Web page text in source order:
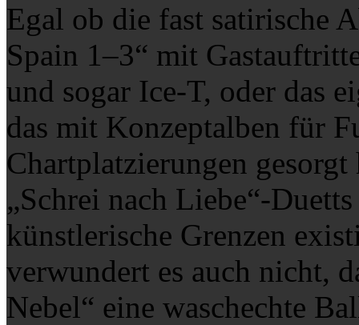
Egal ob die fast satirische
Spain 1–3“ mit
und sogar Ice-T, oder das
das mit Konzeptalben für
Chartplatzierungen
„Schrei nach Liebe“-
künstlerische Grenzen
verwundert es auch nicht,
Nebel“ eine waschechte